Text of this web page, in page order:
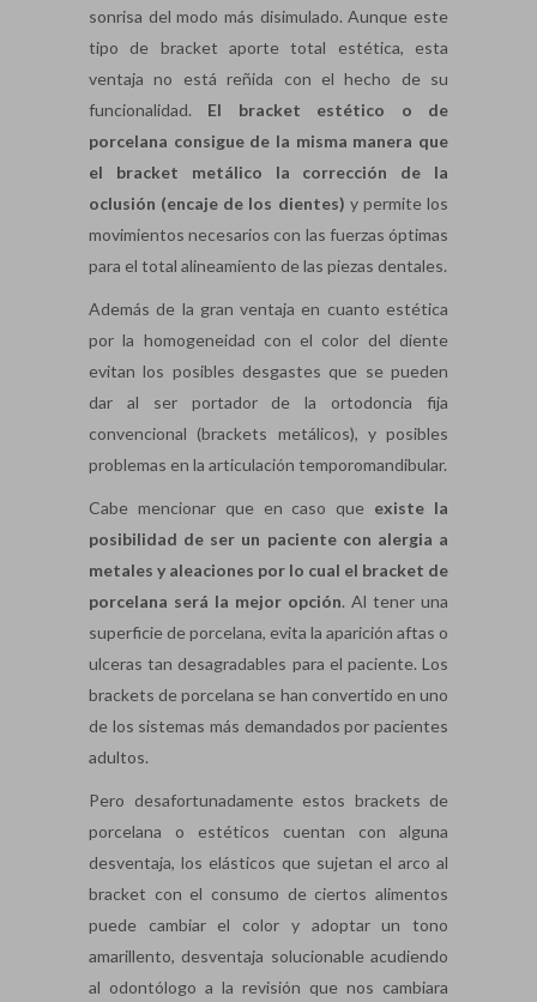
sonrisa del modo más disimulado. Aunque este
tipo de bracket aporte total estética, esta
ventaja no está reñida con el hecho de su
funcionalidad. El bracket estético o de
porcelana consigue de la misma manera que
el bracket metálico la corrección de la
oclusión (encaje de los dientes) y permite los
movimientos necesarios con las fuerzas óptimas
para el total alineamiento de las piezas dentales.
Además de la gran ventaja en cuanto estética
por la homogeneidad con el color del diente
evitan los posibles desgastes que se pueden
dar al ser portador de la ortodoncia fija
convencional (brackets metálicos), y posibles
problemas en la articulación temporomandibular.
Cabe mencionar que en caso que existe la
posibilidad de ser un paciente con alergia a
metales y aleaciones por lo cual el bracket de
porcelana será la mejor opción. Al tener una
superficie de porcelana, evita la aparición aftas o
ulceras tan desagradables para el paciente. Los
brackets de porcelana se han convertido en uno
de los sistemas más demandados por pacientes
adultos.
Pero desafortunadamente estos brackets de
porcelana o estéticos cuentan con alguna
desventaja, los elásticos que sujetan el arco al
bracket con el consumo de ciertos alimentos
puede cambiar el color y adoptar un tono
amarillento, desventaja solucionable acudiendo
al odontólogo a la revisión que nos cambiara